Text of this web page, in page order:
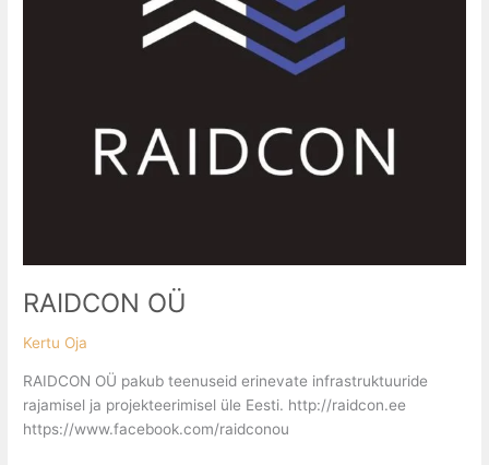
RAIDCON OÜ
Kertu Oja
RAIDCON OÜ pakub teenuseid erinevate infrastruktuuride
rajamisel ja projekteerimisel üle Eesti. http://raidcon.ee
https://www.facebook.com/raidconou